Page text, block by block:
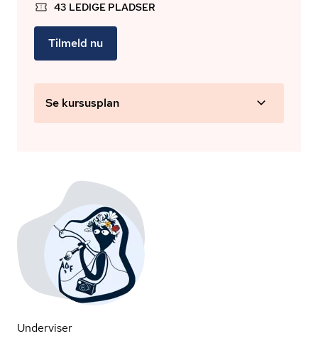
43 LEDIGE PLADSER
Tilmeld nu
Se kursusplan
Underviser